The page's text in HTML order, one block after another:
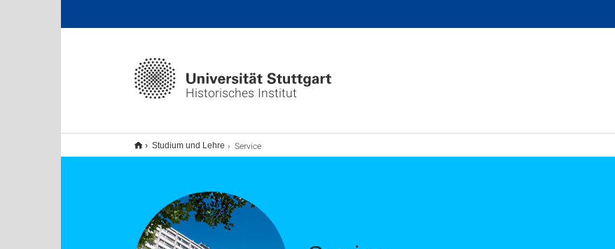
Historisches Institut
Studium und Lehre Service